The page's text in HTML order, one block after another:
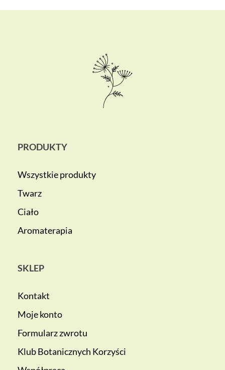
PRODUKTY
Wszystkie produkty
Twarz
Ciało
Aromaterapia
SKLEP
Kontakt
Moje konto
Formularz zwrotu
Klub Botanicznych Korzyści